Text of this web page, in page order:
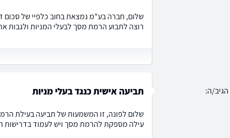
שלום, חברה בע"מ נמצאת בחוב כלפיי של סכום
רוצה לתבוע הרמת מסך לבעלי המניות ולגבות
הגיב/ה: תביעה אישית כנגד בעלי מניות
שלום לפונה, זו המשמעות של תביעה בעילת
עילה מספקת להרמת מסך ויש לעמוד בדרישות